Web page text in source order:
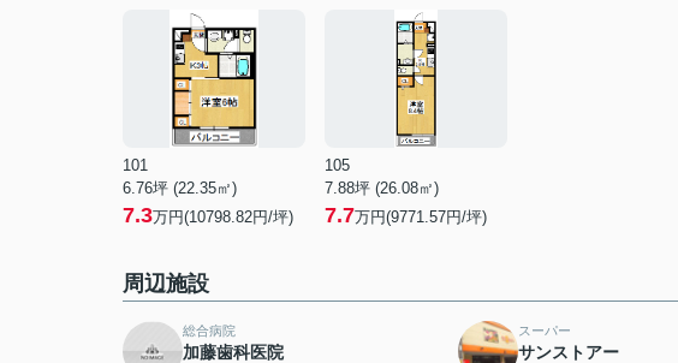
101
6.76坪 (22.35㎡)
7.3万円(10798.82円/坪)
105
7.88坪 (26.08㎡)
7.7万円(9771.57円/坪)
周辺施設
総合病院
加藤歯科医院
スーパー
サンストアー